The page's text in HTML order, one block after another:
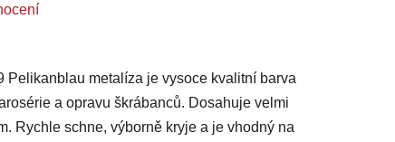
Pelikanblau metalíza je vysoce kvalitní barva
a opravu škrábanců. Dosahuje velmi
Rychle schne, výborně kryje a je vhodný na